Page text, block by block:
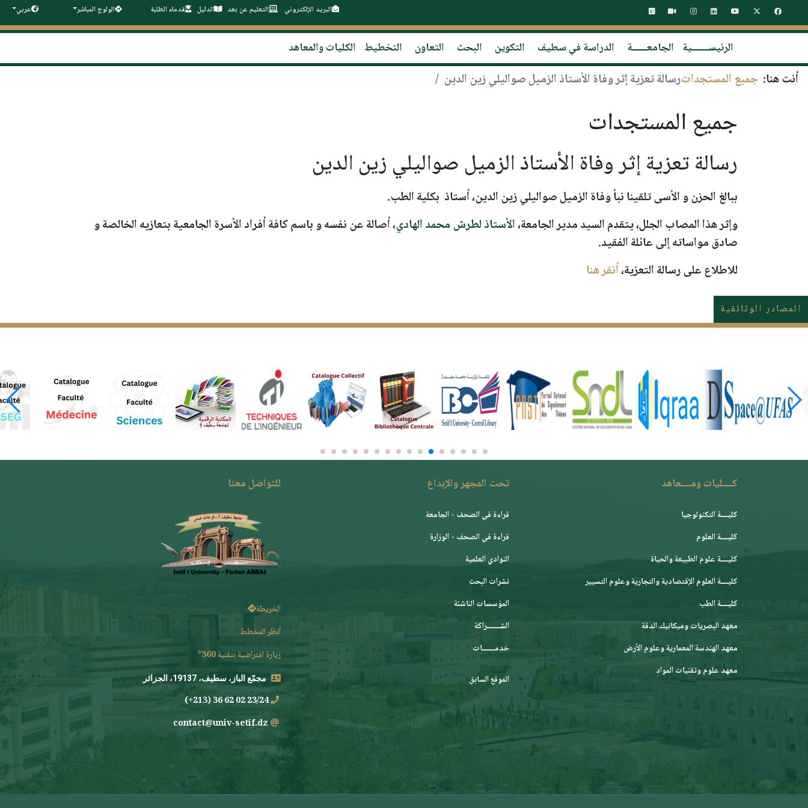
البريد الإلكتروني التعليم عن بعد الدليل قدماء الطلبة الولوج المباشر عربي
الرئيســـــــية الجامعــــــة الدراسة في سطيف التكوين البحث التعاون التخطيط الكليات والمعاهد
أنت هنا: جميع المستجداترسالة تعزية إثر وفاة الأستاذ الزميل صواليلي زين الدين
جميع المستجدات
رسالة تعزية إثر وفاة الأستاذ الزميل صواليلي زين الدين
ببالغ الحزن و الأسى تلقينا نبأ وفاةالزميل صواليلي زين الدين، أستاذ بكلية الطب.
وإثر هذا المصاب الجلل، يتقدم السيد مدير الجامعة،الأستاذ لطرش محمد الهادي، أصالة عن نفسه و باسم كافة أفراد الأسرة الجامعية بتعازيه الخالصة و
صادق مواساته إلى عائلة الفقيد.
للاطلاع على رسالة التعزية،أنقر هنا
المصادر الوثائقية
كــــليات ومــــعاهد
كليــــة التكنولوجيا
كليــــة العلوم
كليــــة علوم الطبيعة والحياة
كليــــة العلوم الإقتصادية والتجارية وعلوم التسيير
كليــــة الطب
معهد البصريات وميكانيك الدقة
معهد الهندسة المعمارية وعلوم الأرض
معهد علوم وتقنيات المواد
تحت المجهر والإبداع
قراءة في الصحف - الجامعة
قراءة في الصحف - الوزارة
النوادي العلمية
نشرات البحث
المؤسسات الناشئة
الشـــــــراكة
خدمـــــــات
الموقع السابق
للتواصل معنا
الخريطة
أنظر المخطط
زيارة افتراضية بتقنية 360°
مجمّع الباز، سطيف، 19137، الجزائر
23/24 02 62 36 (213+)
contact@univ-setif.dz